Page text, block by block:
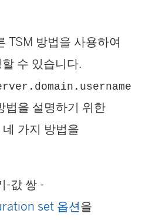
TSM 방법을 사용하여
수 있습니다.
법을 설명하기 위한
가지 방법을
-값 쌍 -
set 옵션을